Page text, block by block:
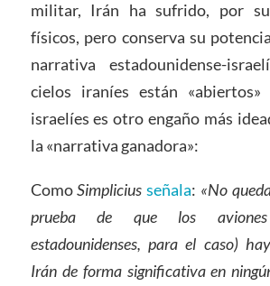
militar, Irán ha sufrido, por
físicos, pero conserva su
narrativa estadounidense-
cielos iraníes están
israelíes es otro engaño más
la «narrativa ganadora»:
ComoSimplicius señala: «No
prueba de que los
estadounidenses, para el caso)
Irán de forma significativa en